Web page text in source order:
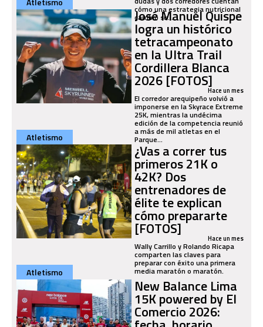
cómo una estrategia nutricional
cambió su...
José Manuel Quispe
logra un histórico
tetracampeonato
en la Ultra Trail
Cordillera Blanca
2026 [FOTOS]Hace un mes
El corredor arequipeño volvió a
imponerse en la Skyrace Extreme
25K, mientras la undécima
edición de la competencia reunió
a más de mil atletas en el
Parque...
Atletismo
¿Vas a correr tus
primeros 21K o
42K? Dos
entrenadores de
élite te explican
cómo prepararte
[FOTOS] Hace un mes
Wally Carrillo y Rolando Ricapa
comparten las claves para
preparar con éxito una primera
media maratón o maratón.
Atletismo
New Balance Lima
15K powered by El
Comercio 2026: